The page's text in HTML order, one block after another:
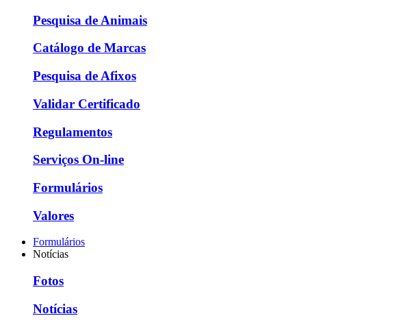
Pesquisa de Animais
Catálogo de Marcas
Pesquisa de Afixos
Validar Certificado
Regulamentos
Serviços On-line
Formulários
Valores
Formulários
Notícias
Fotos
Notícias